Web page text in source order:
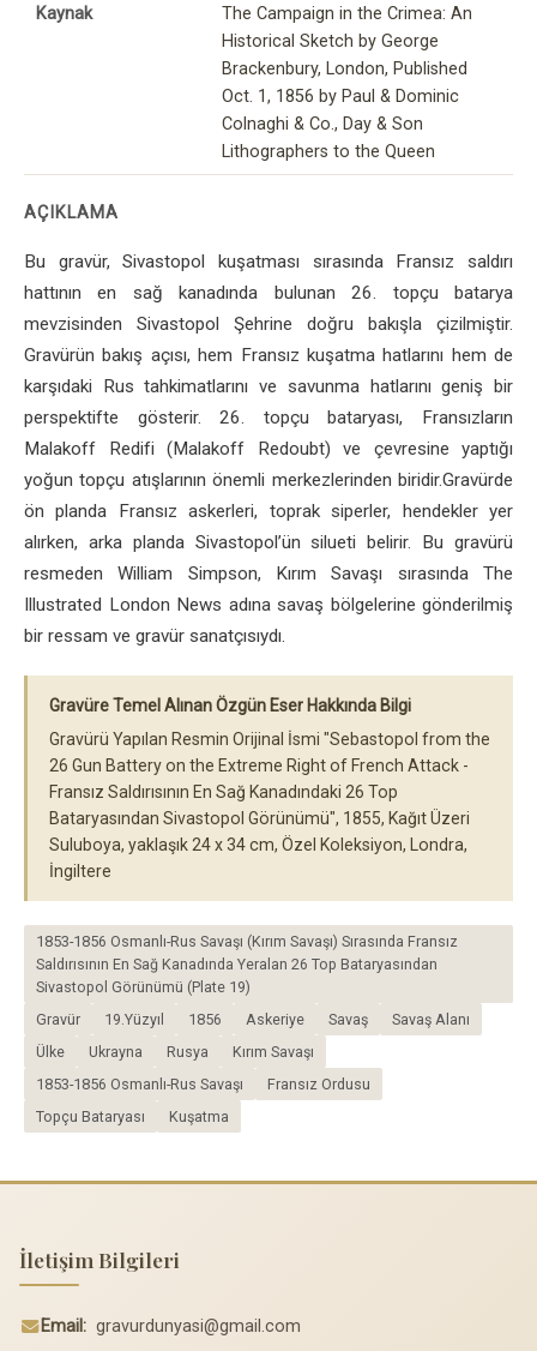
Kaynak
The Campaign in the Crimea: An
Historical Sketch by George
Brackenbury, London, Published
Oct. 1, 1856 by Paul & Dominic
Colnaghi & Co., Day & Son
Lithographers to the Queen
AÇIKLAMA
Bu gravür, Sivastopol kuşatması sırasında Fransız saldırı
hattının en sağ kanadında bulunan 26. topçu batarya
mevzisinden Sivastopol Şehrine doğru bakışla çizilmiştir.
Gravürün bakış açısı, hem Fransız kuşatma hatlarını hem de
karşıdaki Rus tahkimatlarını ve savunma hatlarını geniş bir
perspektifte gösterir. 26. topçu bataryası, Fransızların
Malakoff Redifi (Malakoff Redoubt) ve çevresine yaptığı
yoğun topçu atışlarının önemli merkezlerinden biridir.Gravürde
ön planda Fransız askerleri, toprak siperler, hendekler yer
alırken, arka planda Sivastopol’ün silueti belirir. Bu gravürü
resmeden William Simpson, Kırım Savaşı sırasında The
Illustrated London News adına savaş bölgelerine gönderilmiş
bir ressam ve gravür sanatçısıydı.
Gravüre Temel Alınan Özgün Eser Hakkında Bilgi
Gravürü Yapılan Resmin Orijinal İsmi "Sebastopol from the
26 Gun Battery on the Extreme Right of French Attack -
Fransız Saldırısının En Sağ Kanadındaki 26 Top
Bataryasından Sivastopol Görünümü", 1855, Kağıt Üzeri
Suluboya, yaklaşık 24 x 34 cm, Özel Koleksiyon, Londra,
İngiltere
1853-1856 Osmanlı-Rus Savaşı (Kırım Savaşı) Sırasında Fransız
Saldırısının En Sağ Kanadında Yeralan 26 Top Bataryasından
Sivastopol Görünümü (Plate 19)
Gravür
19.Yüzyıl 1856 Askeriye Savaş
Savaş Alanı
Ülke
Ukrayna Rusya
Kırım Savaşı
1853-1856 Osmanlı-Rus Savaşı
Fransız Ordusu
Topçu Bataryası
Kuşatma
İletişim Bilgileri
Email: gravurdunyasi@gmail.com